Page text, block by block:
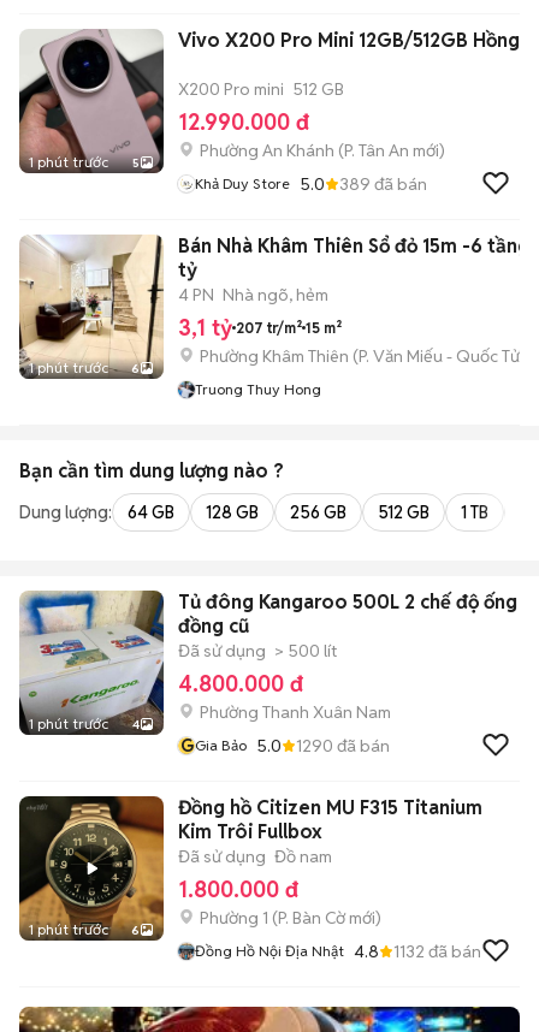
1 phút trước 5
Vivo X200 Pro Mini 12GB/512GB Hồng
X200 Pro mini 512 GB
12.990.000 đ
Phường An Khánh (P. Tân An mới)
Khả Duy Store 5.0 389 đã bán
1 phút trước 6
Bán Nhà Khâm Thiên Sổ đỏ 15m -6 tầng
tỷ
4 PN Nhà ngõ, hẻm
3,1 tỷ 207 tr/m² 15 m²
Phường Khâm Thiên (P. Văn Miếu - Quốc Tử
Truong Thuy Hong
Bạn cần tìm dung lượng nào ?
Dung lượng: 64 GB 128 GB 256 GB 512 GB 1 TB
1 phút trước 4
Tủ đông Kangaroo 500L 2 chế độ ống
đồng cũ
Đã sử dụng > 500 lít
4.800.000 đ
Phường Thanh Xuân Nam
GGia Bảo 5.0 1290 đã bán
1 phút trước 6
Đồng hồ Citizen MU F315 Titanium
Kim Trôi Fullbox
Đã sử dụng Đồ nam
1.800.000 đ
Phường 1 (P. Bàn Cờmới)
Đồng Hồ Nội Địa Nhật 4.8 1132 đã bán